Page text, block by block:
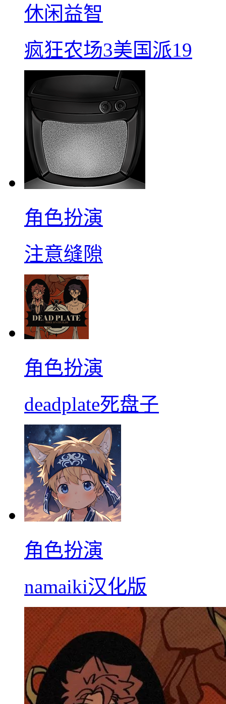
休闲益智
疯狂农场3美国派19
角色扮演
注意缝隙
角色扮演
deadplate死盘子
角色扮演
namaiki汉化版